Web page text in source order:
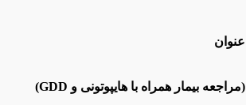
عنوان
(مراجعه بیمار همراه با هایپوتونی و GDD
)